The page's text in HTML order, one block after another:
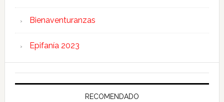
Bienaventuranzas
Epifanía 2023
RECOMENDADO